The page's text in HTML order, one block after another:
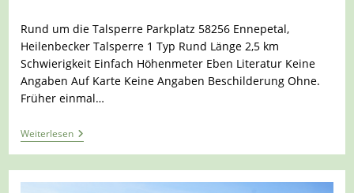
Rund um die Talsperre Parkplatz 58256 Ennepetal,
Heilenbecker Talsperre 1 Typ Rund Länge 2,5 km
Schwierigkeit Einfach Höhenmeter Eben Literatur Keine
Angaben Auf Karte Keine Angaben Beschilderung Ohne.
Früher einmal…
WeiterlesenTour
1392
–
Ennepetal
–